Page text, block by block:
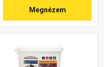
Megnézem